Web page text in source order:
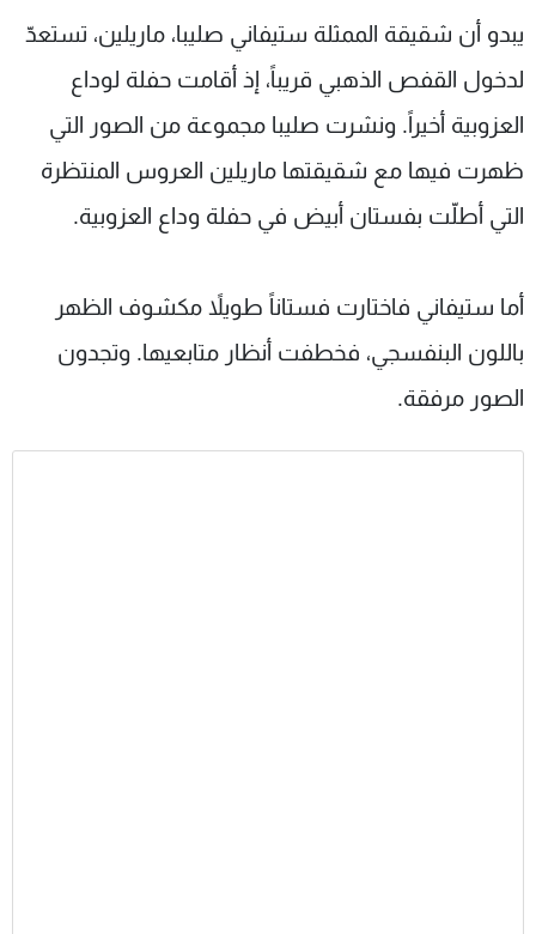
يبدو أن شقيقة الممثلة ستيفاني صليبا، ماريلين، تستعدّ
لدخول القفص الذهبي قريباً، إذ أقامت حفلة لوداع
العزوبية أخيراً. ونشرت صليبا مجموعة من الصور التي
ظهرت فيها مع شقيقتها ماريلين العروس المنتظرة
التي أطلّت بفستان أبيض في حفلة وداع العزوبية.
أما ستيفاني فاختارت فستاناً طويلاً مكشوف الظهر
باللون البنفسجي، فخطفت أنظار متابعيها. وتجدون
الصور مرفقة.
شاهد البرامج
عن MTV
الإنـتـاج
لاعلاناتكم
وظائف
تواصل معنا
شروط الإسـتخدام
سياسة الخصوصية